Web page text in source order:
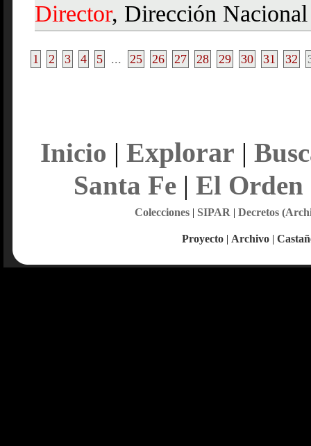
Director, Dirección
1 2 3 4 5 ... 25 26 27 28 29 30 31 32
Inicio | Explorar |
Santa Fe| El Orden
Colecciones| SIPAR | Decretos
Proyecto | Archivo |